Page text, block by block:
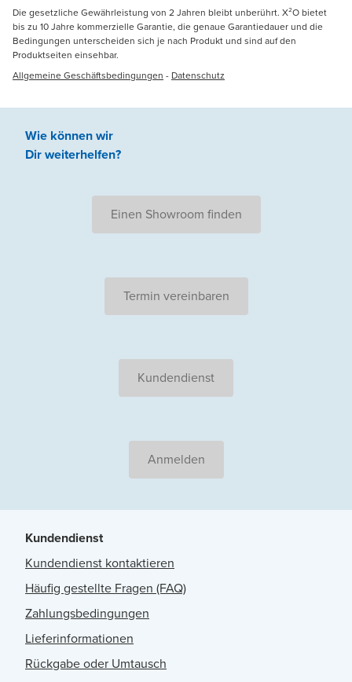
Die gesetzliche Gewährleistung von 2 Jahren bleibt unberührt. X²O bietet
bis zu 10 Jahre kommerzielle Garantie, die genaue Garantiedauer und die
Bedingungen unterscheiden sich je nach Produkt und sind auf den
Produktseiten einsehbar.
Allgemeine Geschäftsbedingungen - Datenschutz
Wie können wir
Dir weiterhelfen?
Einen Showroom finden
Termin vereinbaren
Kundendienst
Anmelden
Kundendienst
Kundendienst kontaktieren
Häufig gestellte Fragen (FAQ)
Zahlungsbedingungen
Lieferinformationen
Rückgabe oder Umtausch